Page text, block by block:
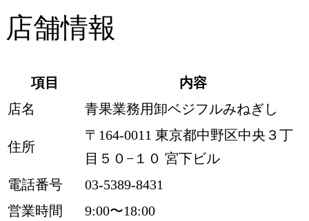
店舗情報
項目
内容
店名
青果業務用卸ベジフルみねぎし
住所
〒164-0011 東京都中野区中央３丁
目５０−１０ 宮下ビル
電話番号
03-5389-8431
営業時間
9:00〜18:00